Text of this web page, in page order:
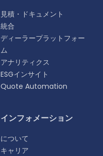
見積・ドキュメント
統合
ディーラープラットフォー
ム
アナリティクス
ESGインサイト
Quote Automation
インフォメーション
について
キャリア